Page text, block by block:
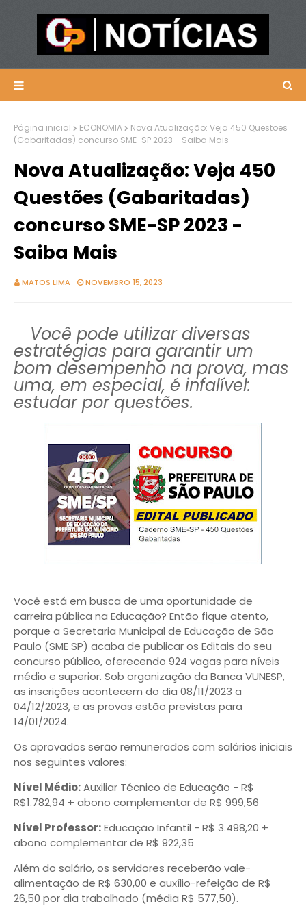
Página inicial ECONOMIA
Nova Atualização: Veja 450 Questões
(Gabaritadas) concurso SME-SP 2023 - Saiba Mais
Nova Atualização: Veja 450
Questões (Gabaritadas)
concurso SME-SP 2023 -
Saiba Mais
MATOS LIMA NOVEMBRO 15, 2023
Você pode utilizar diversas
estratégias para garantir um
bom desempenho na prova, mas
uma, em especial, é infalível:
estudar por questões.
Você está em busca de uma oportunidade de
carreira pública na Educação? Então fique atento,
porque a Secretaria Municipal de Educação de São
Paulo (SME SP) acaba de publicar os Editais do seu
concurso público, oferecendo 924 vagas para níveis
médio e superior. Sob organização da Banca VUNESP,
as inscrições acontecem do dia 08/11/2023 a
04/12/2023, e as provas estão previstas para
14/01/2024.
Os aprovados serão remunerados com salários iniciais
nos seguintes valores:
Nível Médio:Auxiliar Técnico de Educação - R$
R$1.782,94 + abono complementar de R$ 999,56
Nível Professor:Educação Infantil - R$ 3.498,20 +
abono complementar de R$ 922,35
Além do salário, os servidores receberão vale-
alimentação de R$ 630,00 e auxílio-refeição de R$
26,50 por dia trabalhado (média R$ 577,50).